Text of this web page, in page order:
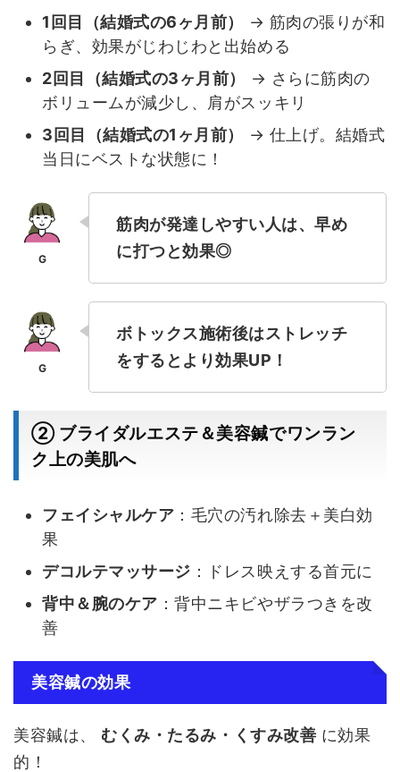
1回目（結婚式の6ヶ月前）
→ 筋肉の張りが和
らぎ、効果がじわじわと出始める
2回目（結婚式の3ヶ月前）
→ さらに筋肉の
ボリュームが減少し、肩がスッキリ
3回目（結婚式の1ヶ月前）
→ 仕上げ。結婚式
当日にベストな状態に！
筋肉が発達しやすい人は、早め
に打つと効果◎
ボトックス施術後はストレッチ
をするとより効果UP！
② ブライダルエステ＆美容鍼でワンラン
ク上の美肌へ
フェイシャルケア ：毛穴の汚れ除去＋美白効
果
デコルテマッサージ ：ドレス映えする首元に
背中＆腕のケア ：背中ニキビやザラつきを改
善
美容鍼の効果
美容鍼は、 むくみ・たるみ・くすみ改善 に効果
的！